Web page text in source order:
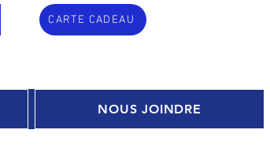
CARTE CADEAU
NOUS JOINDRE